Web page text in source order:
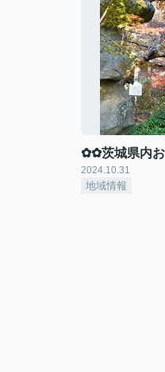
✿✿茨城県内
2024.10.31
地域情報